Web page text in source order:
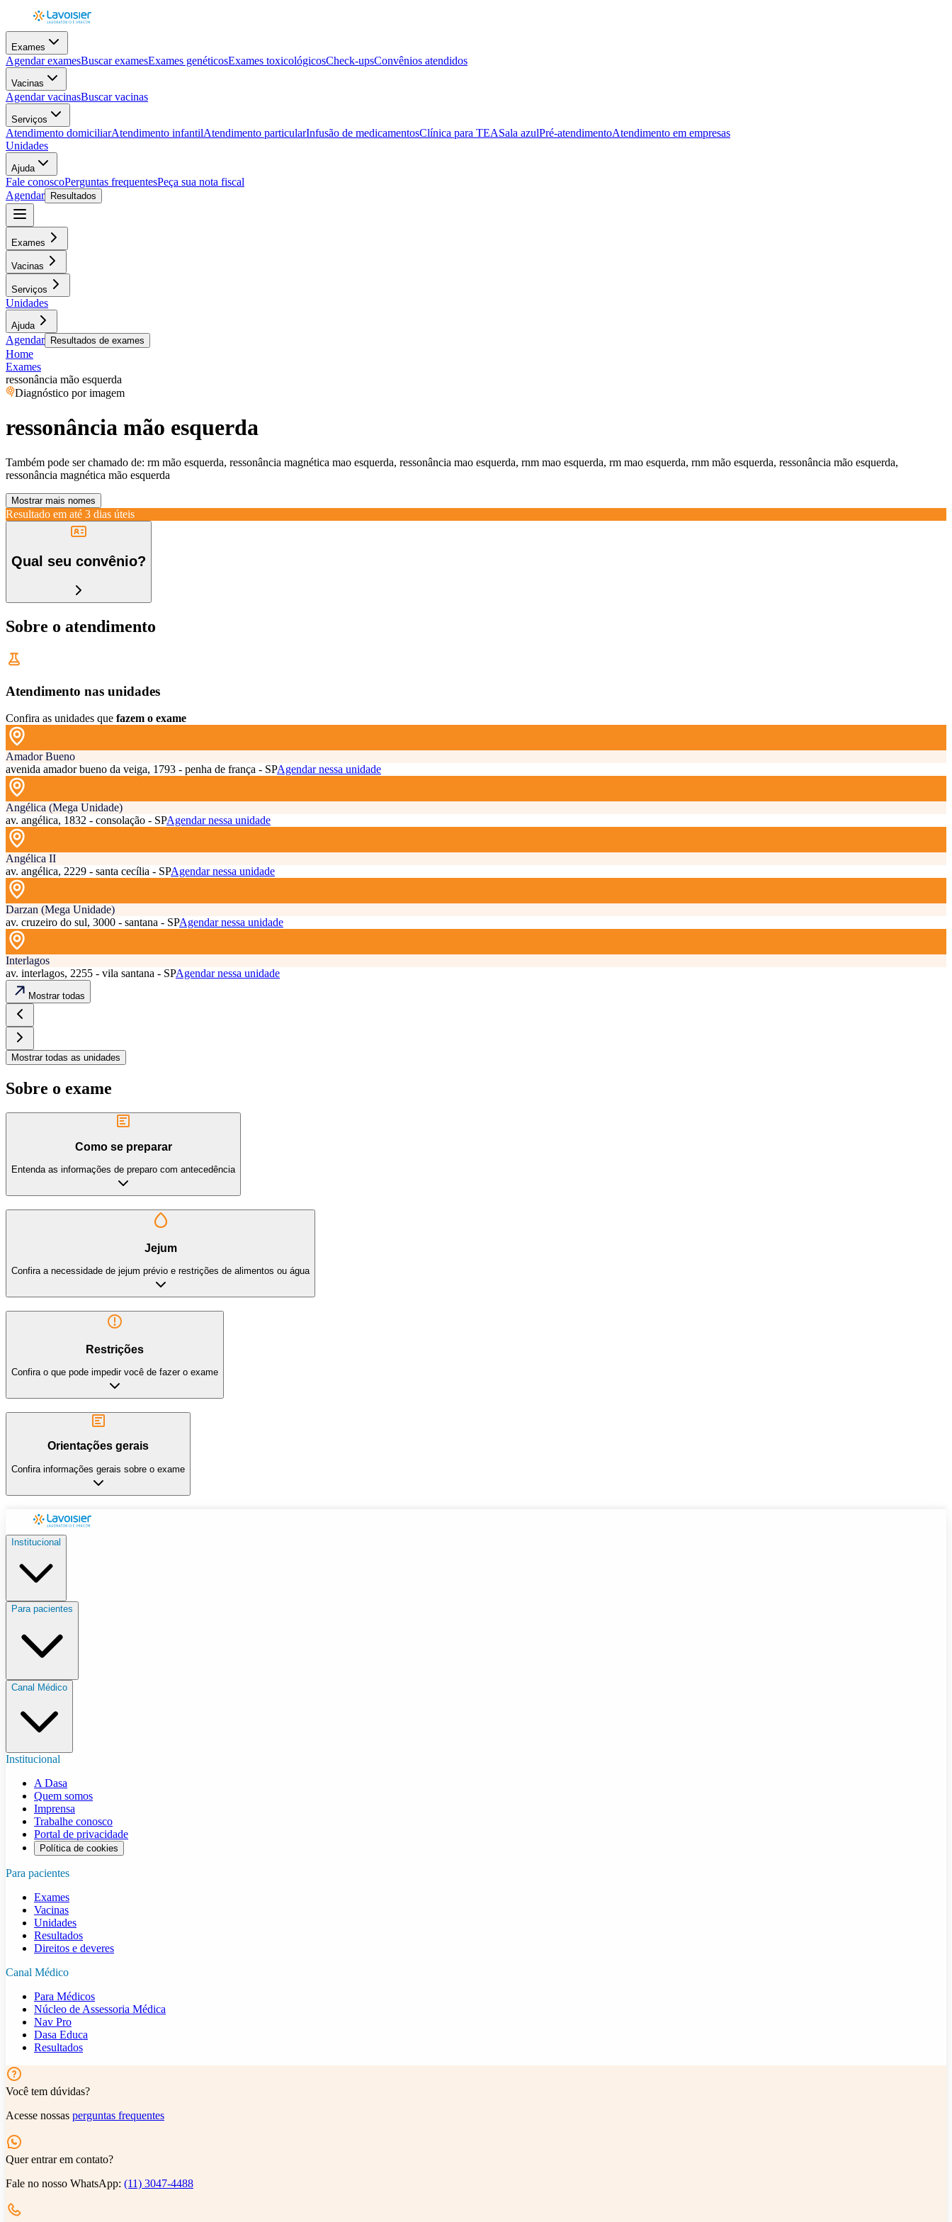
Exames
Agendar examesBuscar examesExames genéticosExames toxicológicosCheck-upsConvênios atendidos
Vacinas
Agendar vacinasBuscar vacinas
Serviços
Atendimento domiciliarAtendimento infantilAtendimento particularInfusão de medicamentosClínica para TEASala azulPré-atendimentoAtendimento em empresas
Unidades
Ajuda
Fale conoscoPerguntas frequentesPeça sua nota fiscal
Agendar
Resultados
Exames
Vacinas
Serviços
Unidades
Ajuda
Agendar Resultados de exames
Home
Exames
ressonância mão esquerda
Diagnóstico por imagem
ressonância mão esquerda
Também pode ser chamado de: rm mão esquerda, ressonância magnética mao esquerda, ressonância mao esquerda, rnm mao esquerda, rm mao esquerda, rnm mão esquerda, ressonância mão esquerda,
ressonância magnética mão esquerda
Mostrar mais nomes
Resultado em até 3 dias úteis
Qual seu convênio?
Sobre o atendimento
Atendimento nas unidades
Confira as unidades que fazem o exame
Amador Bueno
avenida amador bueno da veiga, 1793 - penha de frança - SPAgendar nessa unidade
Angélica (Mega Unidade)
av. angélica, 1832 - consolação - SPAgendar nessa unidade
Angélica II
av. angélica, 2229 - santa cecília - SPAgendar nessa unidade
Darzan (Mega Unidade)
av. cruzeiro do sul, 3000 - santana - SPAgendar nessa unidade
Interlagos
av. interlagos, 2255 - vila santana - SPAgendar nessa unidade
Mostrar todas
Mostrar todas as unidades
Sobre o exame
Como se preparar
Entenda as informações de preparo com antecedência
Jejum
Confira a necessidade de jejum prévio e restrições de alimentos ou água
Restrições
Confira o que pode impedir você de fazer o exame
Orientações gerais
Confira informações gerais sobre o exame
Institucional
Para pacientes
Canal Médico
Institucional
A Dasa
Quem somos
Imprensa
Trabalhe conosco
Portal de privacidade
Política de cookies
Para pacientes
Exames
Vacinas
Unidades
Resultados
Direitos e deveres
Canal Médico
Para Médicos
Núcleo de Assessoria Médica
Nav Pro
Dasa Educa
Resultados
Você tem dúvidas?
Acesse nossas perguntas frequentes
Quer entrar em contato?
Fale no nosso WhatsApp: (11) 3047-4488